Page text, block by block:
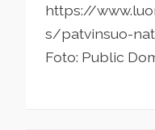
https://
s/patvinsuo-
Foto: Public